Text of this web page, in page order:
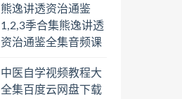
载学习
熊逸讲透资治通鉴
1,2,3季合集熊逸讲透
资治通鉴全集音频课
一二三辑合集百度云
网盘下载学习
中医自学视频教程大
全集百度云网盘下载